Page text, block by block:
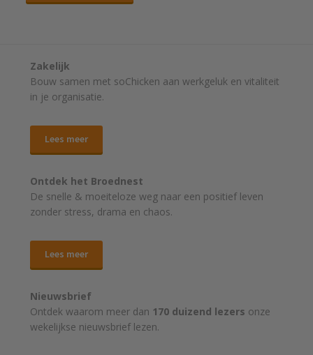
Zakelijk
Bouw samen met soChicken aan werkgeluk en vitaliteit
in je organisatie.
Lees meer
Ontdek het Broednest
De snelle & moeiteloze weg naar een positief leven
zonder stress, drama en chaos.
Lees meer
Nieuwsbrief
Ontdek waarom meer dan 170 duizend lezers onze
wekelijkse nieuwsbrief lezen.